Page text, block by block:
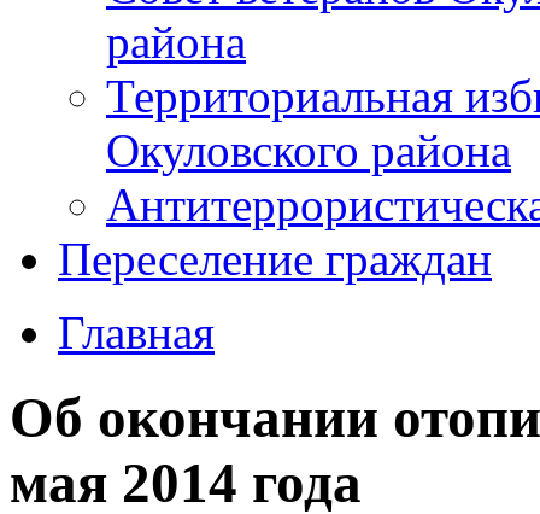
района
Территориальная
Окуловского района
Переселение граждан
Главная
Об окончании
мая 2014 года